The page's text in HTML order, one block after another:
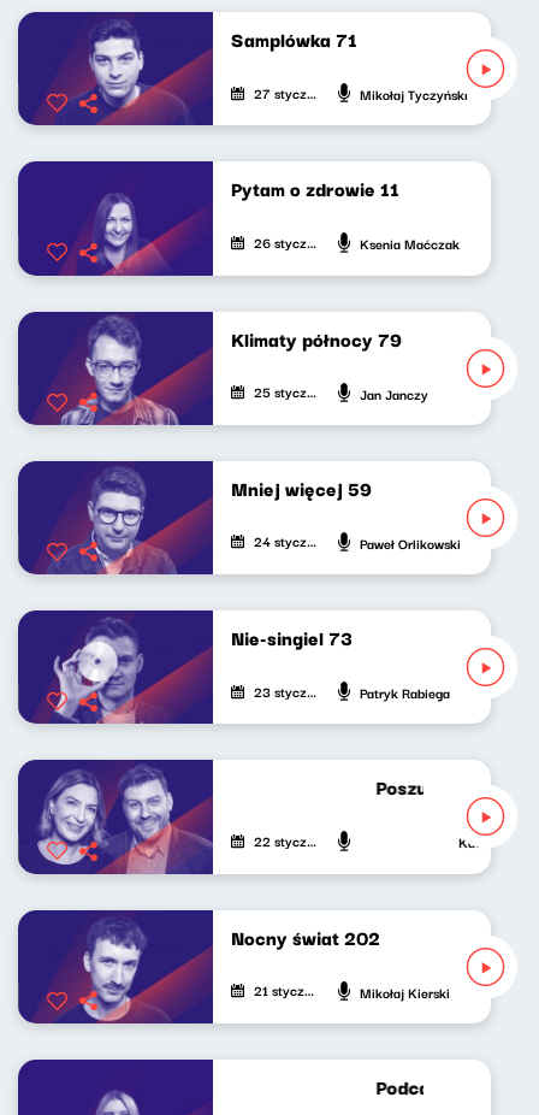
Samplówka 71
27 stycznia 2025 Mikołaj Tyczyński
Pytam o zdrowie 11
26 stycznia 2025 Ksenia Maćczak
Klimaty północy 79
25 stycznia 2025 Jan Janczy
Mniej więcej 59
24 stycznia 2025 Paweł Orlikowski
Nie-singiel 73
23 stycznia 2025 Patryk Rabiega
Poszukiwacze
22 stycznia 2025 Katarzyna
Nocny świat 202
21 stycznia 2025 Mikołaj Kierski
Podcast Lekko